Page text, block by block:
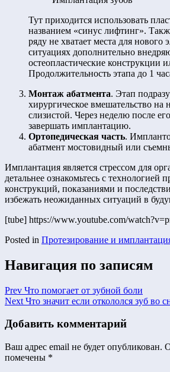
Тут приходится использовать
названием «синус лифтинг».
ряду не хватает места для нового
ситуациях дополнительно
остеопластические конструкции
Продолжительность этапа до 1
Монтаж абатмента. Этап
хирургическое вмешательство на
слизистой. Через неделю после
завершать имплантацию.
Ортопедическая часть.
абатмент мостовидный или
Имплантация является стрессом для
детальнее ознакомьтесь с технологией
конструкций, показаниями и
избежать неожиданных ситуаций в
[tube] https://www.youtube.com/
Posted in Протезирование и
Навигация по записям
Prev Что помогает от зубной боли
Next Что значит если откололся зуб во
Добавить комментарий
Ваш адрес email не будет опубликован.
помечены *